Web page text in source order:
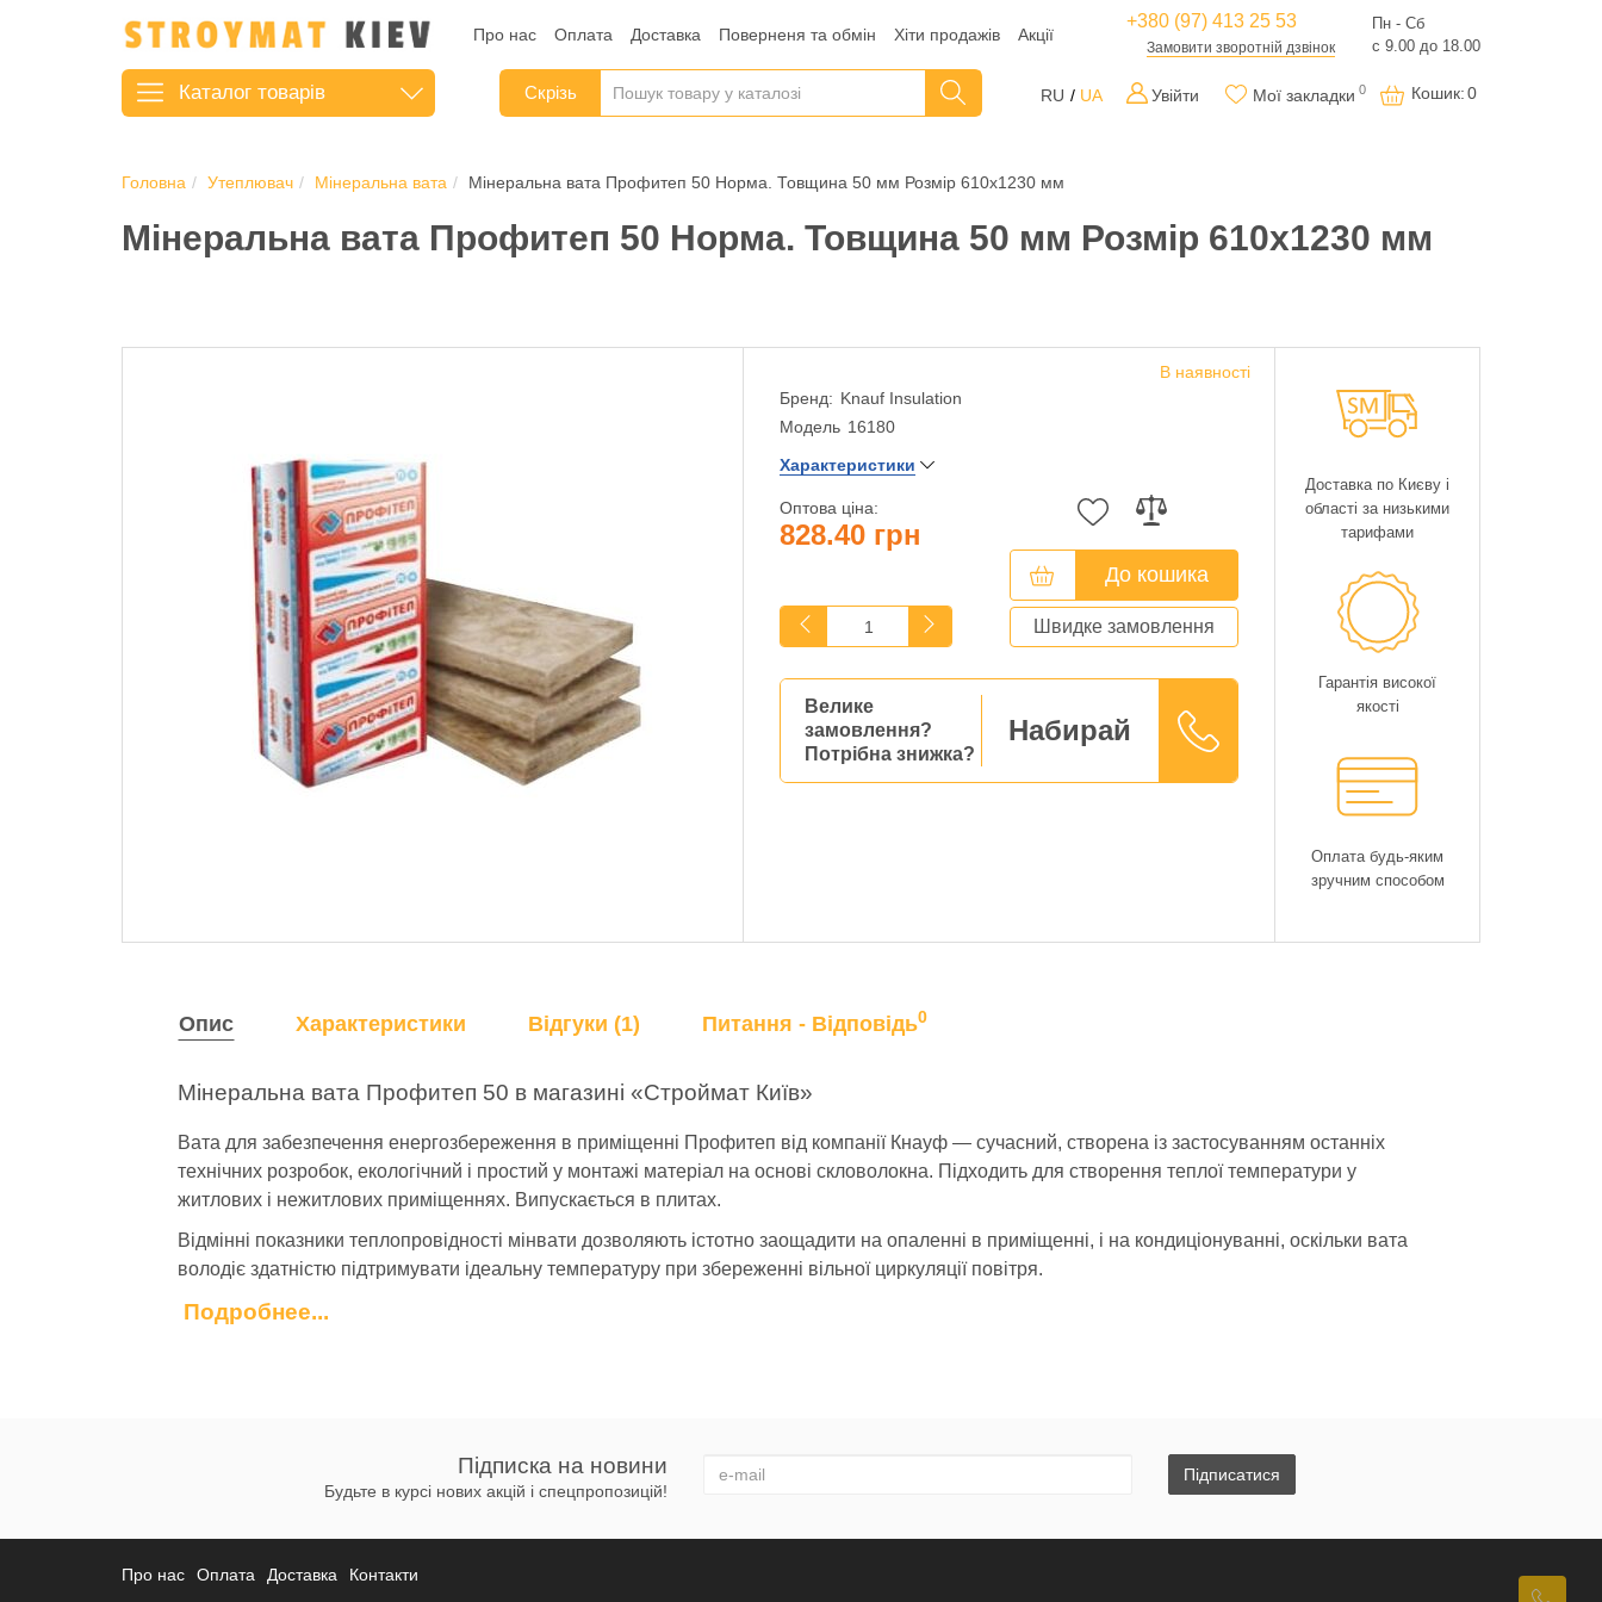
Про нас Оплата Доставка Поверненя та обмін Хіти продажів Акції
+380 (97) 413 25 53
Замовити зворотній дзвінок
Пн - Сб
с 9.00 до 18.00
Каталог товарів Скрізь RU UA Увійти Мої закладки 0 Кошик: 0
Головна Утеплювач Мінеральна вата Мінеральна вата Профитеп 50 Норма. Товщина 50 мм Розмір 610х1230 мм
Мінеральна вата Профитеп 50 Норма. Товщина 50 мм Розмір 610х1230 мм
Бренд: Knauf Insulation
Модель 16180
Характеристики
В наявності
Оптова ціна:
828.40 грн
До кошика
Швидке замовлення
Велике
замовлення?
Потрібна знижка?
Набирай
Доставка по Києву і
області за низькими
тарифами
Гарантія високої
якості
Оплата будь-яким
зручним способом
Опис Характеристики Відгуки (1) Питання - Відповідь0
Мінеральна вата Профитеп 50 в магазині «Строймат Київ»
Вата для забезпечення енергозбереження в приміщенні Профитеп від компанії Кнауф — сучасний, створена із застосуванням останніх
технічних розробок, екологічний і простий у монтажі матеріал на основі скловолокна. Підходить для створення теплої температури у
житлових і нежитлових приміщеннях. Випускається в плитах.
Відмінні показники теплопровідності мінвати дозволяють істотно заощадити на опаленні в приміщенні, і на кондиціонуванні, оскільки вата
володіє здатністю підтримувати ідеальну температуру при збереженні вільної циркуляції повітря.
Профитеп 50 Норма: особливості теплоізоляції
Подробнее...
Підписка на новини
Будьте в курсі нових акцій і спецпропозицій!
Підписатися
Про нас Оплата Доставка Контакти